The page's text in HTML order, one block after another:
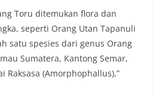
dapat menghimpun informasi
sosial, potensi kerawanan,
yang dapat mengganggu
khususnya menjelang
Kemerdekaan RI yang biasanya
berbagai kegiatan dan
adanya deteksi dini ini,
Toru ditemukan flora dan
seperti Orang Utan Tapanuli
satu spesies dari genus Orang
Sumatera, Kantong Semar,
Raksasa (Amorphophallus),”